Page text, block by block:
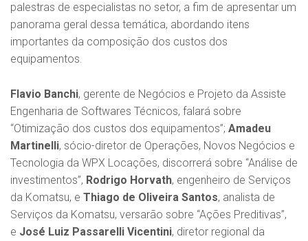
palestras de especialistas no setor, a fim de apresentar um
panorama geral dessa temática, abordando itens
importantes da composição dos custos dos
equipamentos.
Flavio Banchi, gerente de Negócios e Projeto da Assiste
Engenharia de Softwares Técnicos, falará sobre
“Otimização dos custos dos equipamentos”; Amadeu
Martinelli, sócio-diretor de Operações, Novos Negócios e
Tecnologia da WPX Locações, discorrerá sobre “Análise de
investimentos”, Rodrigo Horvath, engenheiro de Serviços
da Komatsu, e Thiago de Oliveira Santos, analista de
Serviços da Komatsu, versarão sobre “Ações Preditivas”,
e José Luiz Passarelli Vicentini, diretor regional da